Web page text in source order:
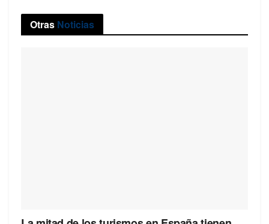
Otras Noticias